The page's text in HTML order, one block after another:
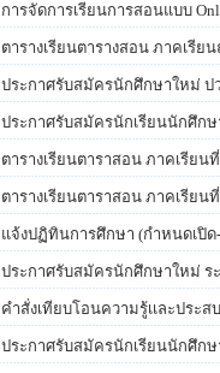
การจัดการเรียนการสอนแบบ
ตารางเรียนตารางสอน ภาคเรีย
ประกาศรับสมัครนักศึกษาใหม่ ป
ประกาศรับสมัครนักเรียนนักศึกษ
ตารางเรียนตาราสอน ภาคเรีย
ตารางเรียนตาราสอน ภาคเรีย
แจ้งปฏิทินการศึกษา (กำหนดเปิด
ประกาศรับสมัครนักศึกษาใหม่ ร
คำสั่งเทียบโอนความรู้เเละประ
ประกาศรับสมัครนักเรียนนักศึกษ